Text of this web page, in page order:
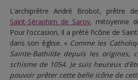
L’archiprêtre André Brobot, prêtre
Saint-Séraphim de Sarov, mitoyenne
Pour l’occasion, il a prêté l’icône de
dans son église. « Comme les
Sainte-Bathilde depuis les origines,
schisme de 1054. Je suis heureux
pouvoir prêter cette belle icône de